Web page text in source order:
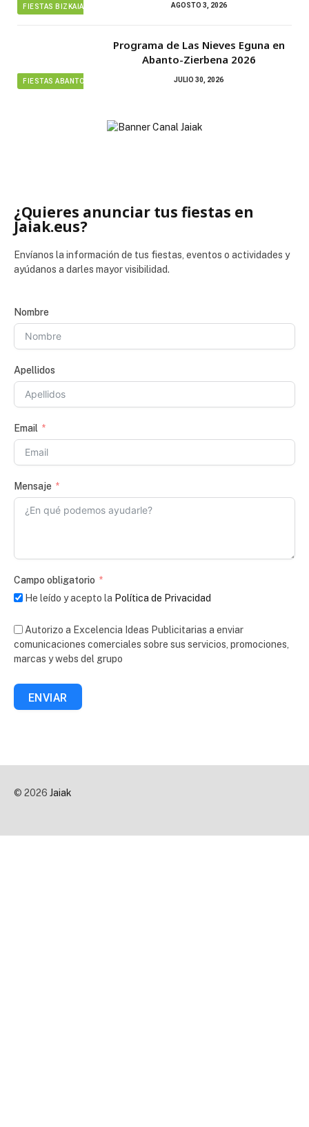
FIESTAS BIZKAIA AGOSTO 3, 2026
FIESTAS ABANTO ZIERBENA
Programa de Las Nieves Eguna en
Abanto-Zierbena 2026
JULIO 30, 2026
¿Quieres anunciar tus fiestas en
Jaiak.eus?
Envíanos la información de tus fiestas, eventos o actividades y
ayúdanos a darles mayor visibilidad.
Nombre
Apellidos
Email
Mensaje
Campo obligatorio
He leído y acepto la Política de Privacidad
Autorizo a Excelencia Ideas Publicitarias a enviar
comunicaciones comerciales sobre sus servicios, promociones,
marcas y webs del grupo
ENVIAR
© 2026 Jaiak